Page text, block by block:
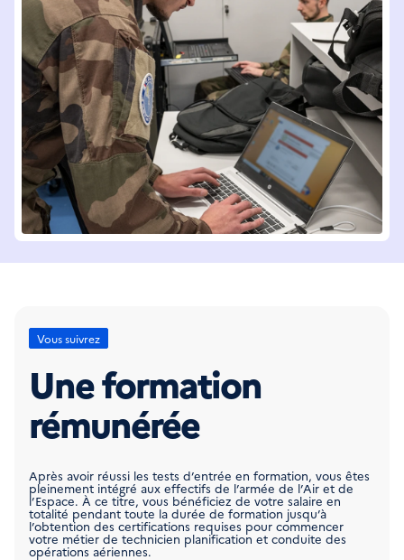
Vous suivrez
Une formation
rémunérée
Après avoir réussi les tests d’entrée en formation, vous êtes
pleinement intégré aux effectifs de l’armée de l’Air et de
l’Espace. À ce titre, vous bénéficiez de votre salaire en
totalité pendant toute la durée de formation jusqu’à
l’obtention des certifications requises pour commencer
votre métier de technicien planification et conduite des
opérations aériennes.